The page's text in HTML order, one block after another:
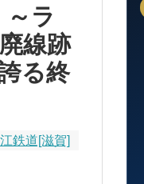
ラ
線跡
る終
鉄道[滋賀]